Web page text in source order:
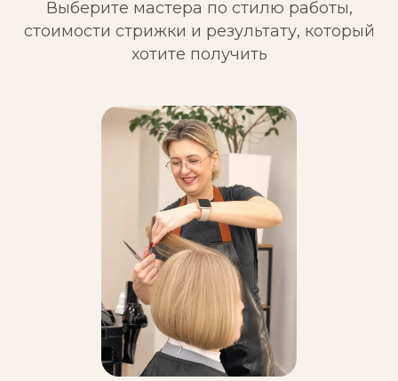
Выберите мастера по стилю работы,
стоимости стрижки и результату, который
хотите получить